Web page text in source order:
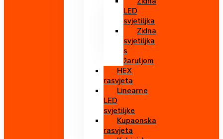
LED
svjetiljka
Zidna
svjetiljka
s
žaruljom
HEX
rasvjeta
Linearne
LED
svjetiljke
Kupaonska
rasvjeta